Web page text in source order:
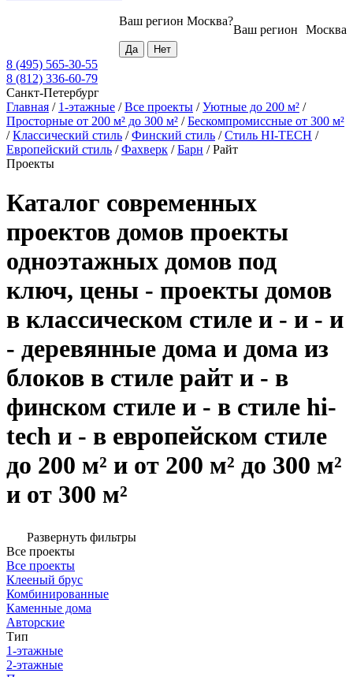
Москва
Ваш регион
Ваш регион Москва?
8 (495) 565-30-55
8 (812) 336-60-79
Санкт-Петербург
Главная / 1-этажные /Все проекты /Уютные до 200 м² /
Просторные от 200 м² до 300 м² /Бескомпромиссные от 300 м²
/Классический стиль /Финский стиль /Стиль HI-TECH /
Европейский стиль /Фахверк /Барн /Райт
Проекты
Каталог современных
проектов домов проекты
одноэтажных домов под
ключ, цены - проекты домов
в классическом стиле и - и - и
- деревянные дома и дома из
блоков в стиле райт и - в
финском стиле и - в стиле hi-
tech и - в европейском стиле
до 200 м² и от 200 м² до 300 м²
и от 300 м²
Развернуть фильтры
Все проекты
Все проекты
Клееный брус
Комбинированные
Каменные дома
Авторские
Тип
1-этажные
2-этажные